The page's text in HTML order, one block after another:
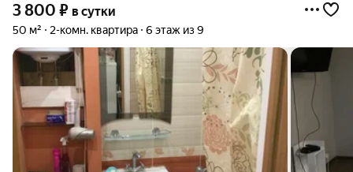
3 800 ₽ в сутки
50 м² 2-комн. квартира 6 этаж из 9